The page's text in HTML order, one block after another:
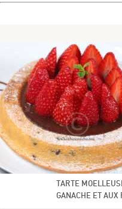
TARTE
GANACHE ET AUX